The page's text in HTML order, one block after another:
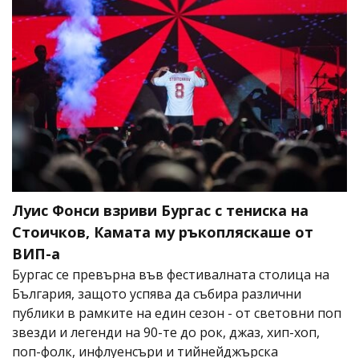
Луис Фонси взриви Бургас с тениска на
Стоичков, Камата му ръкопляскаше от
ВИП-а
Бургас се превърна във фестивалната столица на
България, защото успява да събира различни
публики в рамките на един сезон - от световни поп
звезди и легенди на 90-те до рок, джаз, хип-хоп,
поп-фолк, инфлуенсъри и тийнейджърска